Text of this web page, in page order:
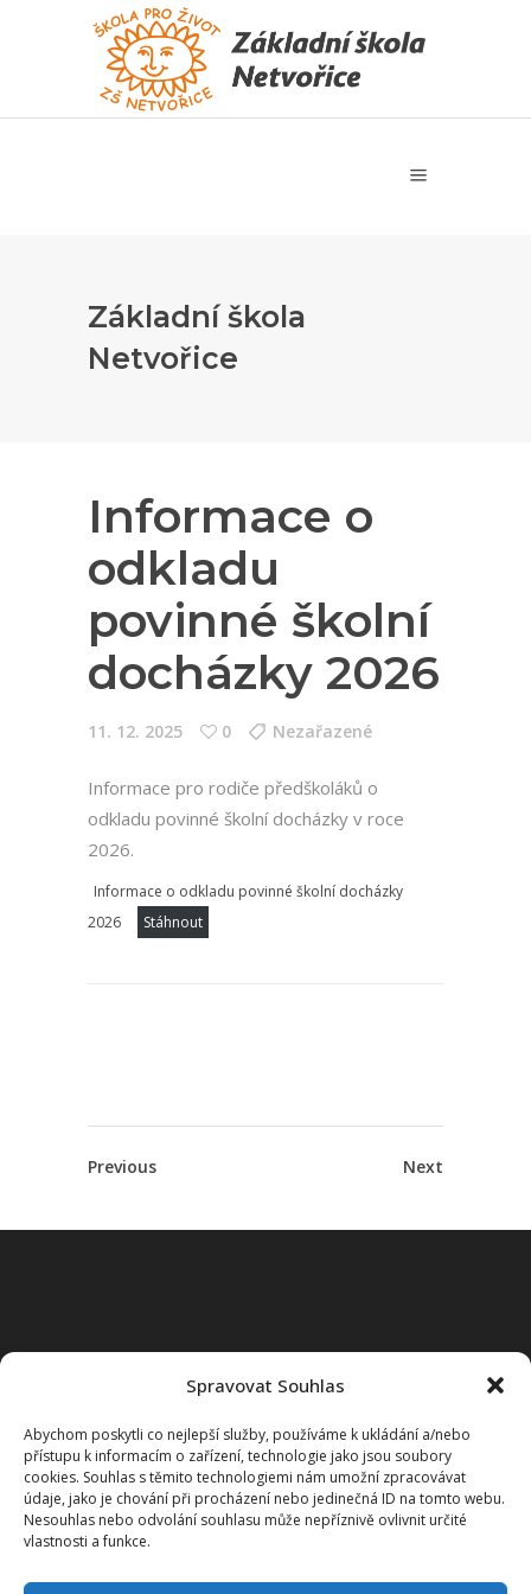
Spravovat Souhlas
Abychom poskytli co nejlepší služby, používáme k ukládání a/nebo
přístupu k informacím o zařízení, technologie jako jsou soubory
cookies. Souhlas s těmito technologiemi nám umožní zpracovávat
údaje, jako je chování při procházení nebo jedinečná ID na tomto webu.
Nesouhlas nebo odvolání souhlasu může nepříznivě ovlivnit určité
vlastnosti a funkce.
Základní škola
Netvořice
Informace o
odkladu
povinné školní
docházky 2026
11. 12. 2025 0 Nezařazené
Informace pro rodiče předškoláků o
odkladu povinné školní docházky v roce
2026.
Informace o odkladu povinné školní docházky
2026
Stáhnout
Previous Next
Zásady ochrany osobních údajů
Prohlášení o přístupnosti